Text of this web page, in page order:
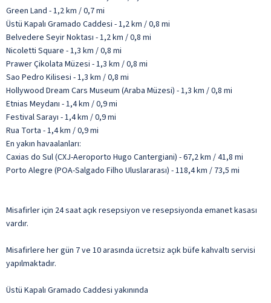
Green Land - 1,2 km / 0,7 mi
Üstü Kapalı Gramado Caddesi - 1,2 km / 0,8 mi
Belvedere Seyir Noktası - 1,2 km / 0,8 mi
Nicoletti Square - 1,3 km / 0,8 mi
Prawer Çikolata Müzesi - 1,3 km / 0,8 mi
Sao Pedro Kilisesi - 1,3 km / 0,8 mi
Hollywood Dream Cars Museum (Araba Müzesi) - 1,3 km / 0,8 mi
Etnias Meydanı - 1,4 km / 0,9 mi
Festival Sarayı - 1,4 km / 0,9 mi
Rua Torta - 1,4 km / 0,9 mi
En yakın havaalanları:
Caxias do Sul (CXJ-Aeroporto Hugo Cantergiani) - 67,2 km / 41,8 mi
Porto Alegre (POA-Salgado Filho Uluslararası) - 118,4 km / 73,5 mi
Misafirler için 24 saat açık resepsiyon ve resepsiyonda emanet kasası
vardır.
Misafirlere her gün 7 ve 10 arasında ücretsiz açık büfe kahvaltı servisi
yapılmaktadır.
Üstü Kapalı Gramado Caddesi yakınında